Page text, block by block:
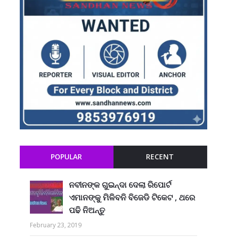
POPULAR RECENT
ନବୀନଙ୍କ ଗୁଇନ୍ଦା ଦେଲା ରିପୋର୍ଟ
ଏମାନଙ୍କୁ ମିଳିବନି ବିଜେଡି ଟିକେଟ , ଥରେ
ପଢି ନିଅନ୍ତୁ
February 23, 2019